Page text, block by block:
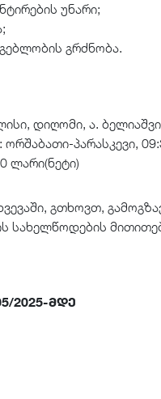
უნარი;
გრძნობა.
დიღომი, ა.
ორშაბათი-პარასკევი,
ლარი(ნეტი)
გთხოვთ,
სახელწოდების
2025-მდე